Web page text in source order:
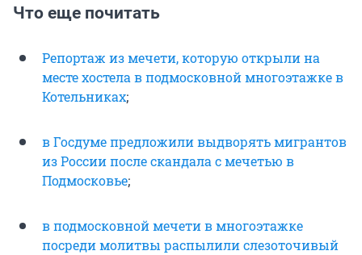
Что еще почитать
Репортаж из мечети, которую открыли на
месте хостела в подмосковной многоэтажке в
Котельниках;
в Госдуме предложили выдворять мигрантов
из России после скандала с мечетью в
Подмосковье;
в подмосковной мечети в многоэтажке
посреди молитвы распылили слезоточивый